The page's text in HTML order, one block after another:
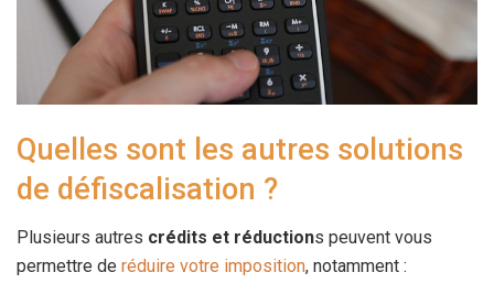
Quelles sont les autres solutions
de défiscalisation ?
Plusieurs autres crédits et réductions peuvent vous
permettre de réduire votre imposition, notamment :